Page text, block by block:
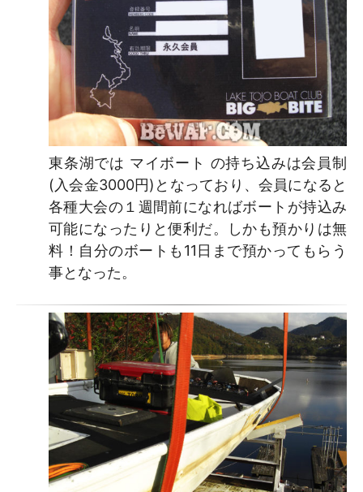
東条湖では マイボート の持ち込みは会員制
(入会金3000円)となっており、会員になると
各種大会の１週間前になればボートが持込み
可能になったりと便利だ。しかも預かりは無
料！自分のボートも11日まで預かってもらう
事となった。